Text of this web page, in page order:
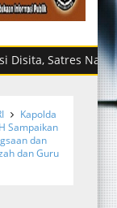
Narkoba
Kapolda
Sampaikan
dan
dan Guru